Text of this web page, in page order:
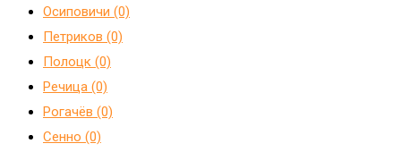
Осиповичи (0)
Петриков (0)
Полоцк (0)
Речица (0)
Рогачёв (0)
Сенно (0)